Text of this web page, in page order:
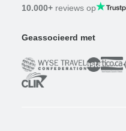
10.000+ reviews op
Geassocieerd met